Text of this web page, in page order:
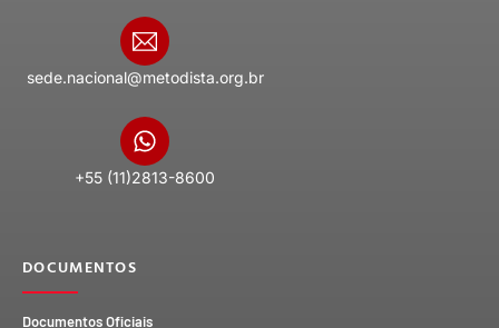
sede.nacional@metodista.org.br
+55 (11)2813-8600
DOCUMENTOS
Documentos Oficiais